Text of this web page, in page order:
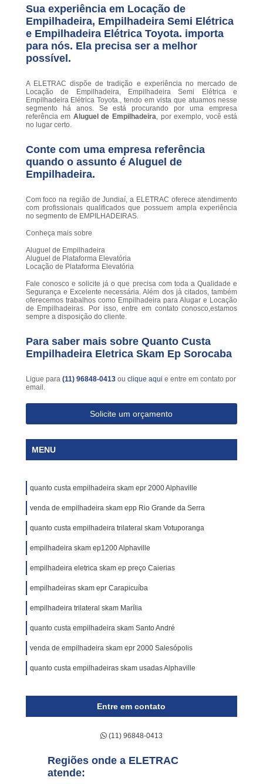
Sua experiência em Locação de
Empilhadeira, Empilhadeira Semi Elétrica
e Empilhadeira Elétrica Toyota. importa
para nós. Ela precisa ser a melhor
possível.
A ELETRAC dispõe de tradição e experiência no mercado de
Locação de Empilhadeira, Empilhadeira Semi Elétrica e
Empilhadeira Elétrica Toyota., tendo em vista que atuamos nesse
segmento há anos. Se está procurando por uma empresa
referência em Aluguel de Empilhadeira, por exemplo, você está
no lugar certo.
Conte com uma empresa referência
quando o assunto é Aluguel de
Empilhadeira.
Com foco na região de Jundiaí, a ELETRAC oferece atendimento
com profissionais qualificados que possuem ampla experiência
no segmento de EMPILHADEIRAS.
Conheça mais sobre
Aluguel de Empilhadeira
Aluguel de Plataforma Elevatória
Locação de Plataforma Elevatória
Fale conosco e solicite já o que precisa com toda a Qualidade e
Segurança e Excelente necessária. Além dos já citados, também
oferecemos trabalhos como Empilhadeira para Alugar e Locação
de Empilhadeiras. Por isso, entre em contato conosco,estamos
sempre a disposição do cliente.
Para saber mais sobre Quanto Custa
Empilhadeira Eletrica Skam Ep Sorocaba
Ligue para (11) 96848-0413 ou clique aqui e entre em contato por
email.
Solicite um orçamento
MENU
quanto custa empilhadeira skam epr 2000 Alphaville
venda de empilhadeira skam epp Rio Grande da Serra
quanto custa empilhadeira trilateral skam Votuporanga
empilhadeira skam ep1200 Alphaville
empilhadeira eletrica skam ep preço Caierias
empilhadeiras skam epr Carapicuíba
empilhadeira trilateral skam Marília
quanto custa empilhadeira skam Santo André
venda de empilhadeira skam epr 2000 Salesópolis
quanto custa empilhadeiras skam usadas Alphaville
Entre em contato
(11) 96848-0413
Regiões onde a ELETRAC
atende: